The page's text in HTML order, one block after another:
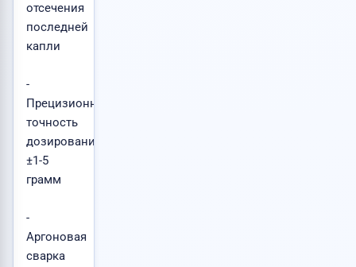
отсечения
последней
капли
-
Прецизионная
точность
дозирования
±1-5
грамм
-
Аргоновая
сварка